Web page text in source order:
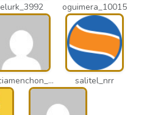
elurk_3992 oguimera_10015
garciamenchon_puz salitel_nrr